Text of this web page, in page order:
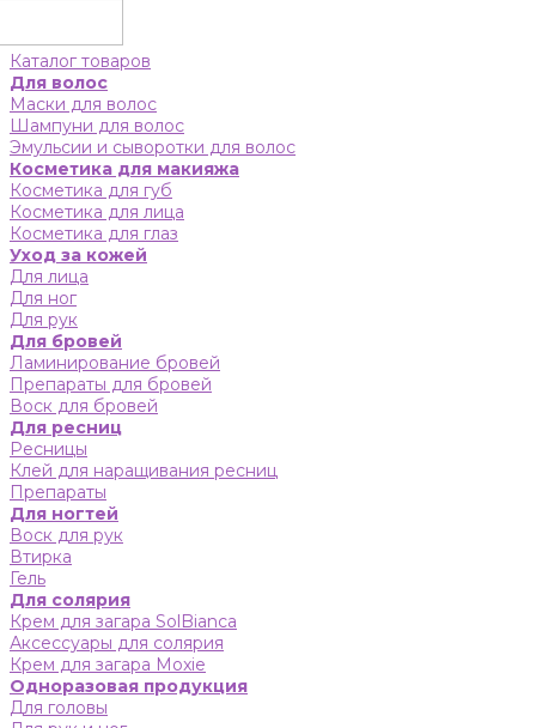
Каталог товаров
Для волос
Маски для волос
Шампуни для волос
Эмульсии и сыворотки для волос
Косметика для макияжа
Косметика для губ
Косметика для лица
Косметика для глаз
Уход за кожей
Для лица
Для ног
Для рук
Для бровей
Ламинирование бровей
Препараты для бровей
Воск для бровей
Для ресниц
Ресницы
Клей для наращивания ресниц
Препараты
Для ногтей
Воск для рук
Втирка
Гель
Для солярия
Крем для загара SolBianca
Аксессуары для солярия
Крем для загара Moxie
Одноразовая продукция
Для головы